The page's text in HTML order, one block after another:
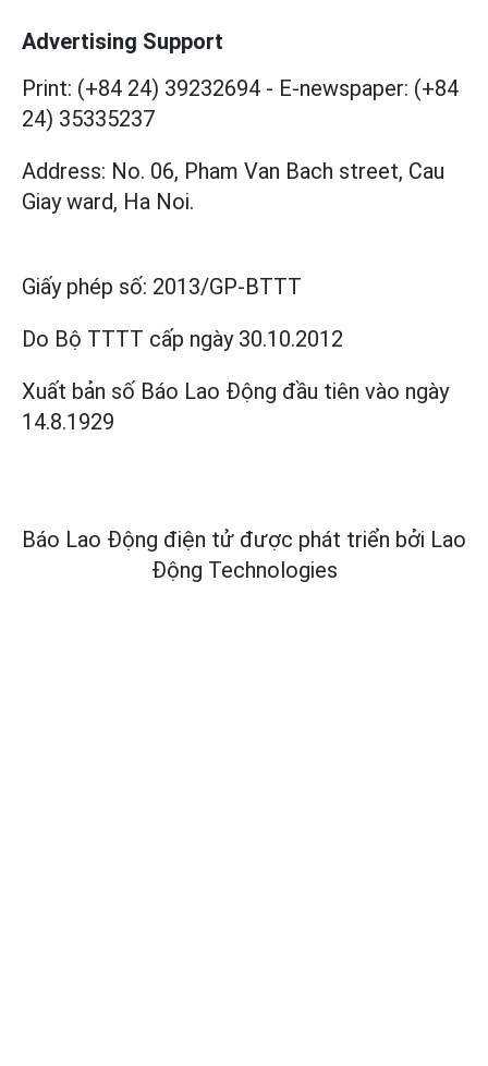
Advertising Support
Print: (+84 24) 39232694 - E-newspaper: (+84
24) 35335237
Address: No. 06, Pham Van Bach street, Cau
Giay ward, Ha Noi.
Giấy phép số: 2013/GP-BTTT
Do Bộ TTTT cấp ngày 30.10.2012
Xuất bản số Báo Lao Động đầu tiên vào ngày
14.8.1929
Báo Lao Động điện tử được phát triển bởi Lao
Động Technologies